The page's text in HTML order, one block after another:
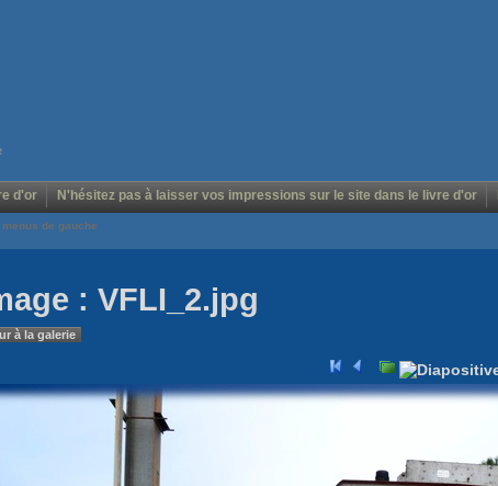
d'or N'hésitez pas à laisser vos impressions sur le site dans le livre d'or
de gauche
: VFLI_2.jpg
à la galerie